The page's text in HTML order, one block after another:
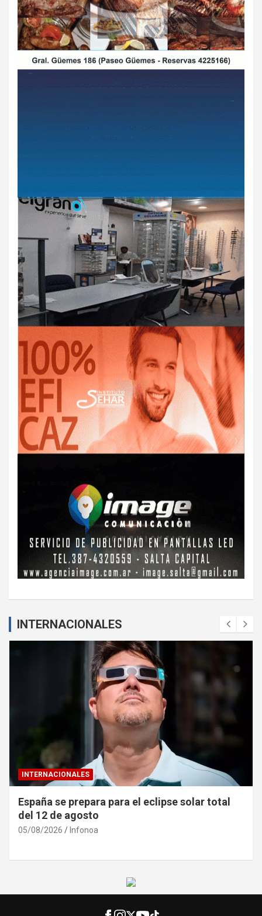
INTERNACIONALES
INTERNACIONALES
Ucrania denuncia «caza de civiles» con drones
rusos en Jersón
04/08/2026 Infonoa